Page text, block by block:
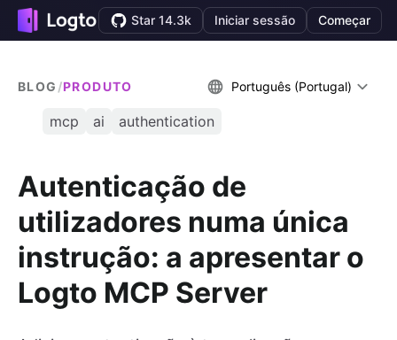
Star 14.3k Iniciar sessão Começar
BLOG /PRODUTO Português (Portugal)
mcp ai authentication
Autenticação de
utilizadores numa única
instrução: a apresentar o
Logto MCP Server